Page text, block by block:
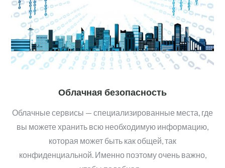
Облачная безопасность
Облачные сервисы — специализированные места, где
вы можете хранить всю необходимую информацию,
которая может быть как общей, так
конфиденциальной. Именно поэтому очень важно,